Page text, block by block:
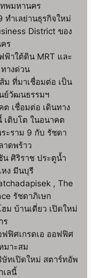
ทพมหานคร
ทำเลย่านธุรกิจใหม่
District ของ
ร
ฟ้าใต้ดิน MRT และ
างด่วน
ม ที่มาเชื่อมต่อ เป็น
ย์วัฒนธรรมฯ
ต เชื่อมต่อ เดินทาง
เติบโต ในอนาคต
ะราม 9 กับ รัชดา
าดพร้าว
ศิริราช ประตูน้ำ
หง มีนบุรี
, The
รัชดาภิเษก
ม บ้านเดี่ยว เปิดใหม่
ร
ฟิศเกรดเอ ออฟฟิศ
มาะสม
ทเปิดใหม่ สตาร์ทอัพ
เลนี้